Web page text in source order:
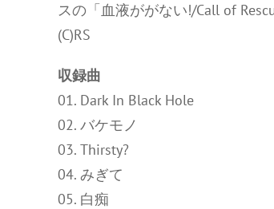
スの「血液ががない!/Call of
(C)RS
収録曲
01. Dark In Black Hole
02. バケモノ
03. Thirsty?
04. みぎて
05. 白痴